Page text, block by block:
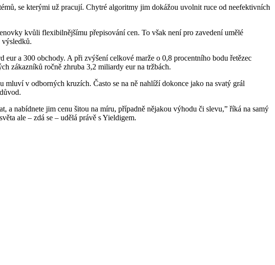
se kterými už pracují. Chytré algoritmy jim dokážou uvolnit ruce od neefektivních
kvůli flexibilnějšímu přepisování cen. To však není pro zavedení umělé
výsledků.
a 300 obchody. A při zvýšení celkové marže o 0,8 procentního bodu řetězec
zákazníků ročně zhruba 3,2 miliardy eur na tržbách.
v odborných kruzích. Často se na ně nahlíží dokonce jako na svatý grál
a nabídnete jim cenu šitou na míru, případně nějakou výhodu či slevu,” říká na samý
ale – zdá se – udělá právě s Yieldigem.